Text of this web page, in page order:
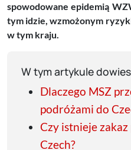
spowodowane epidemią
tym idzie, wzmożonym
w tym kraju.
W tym artykule
Dlaczego MSZ
podróżami do
Czy istnieje
Czech?